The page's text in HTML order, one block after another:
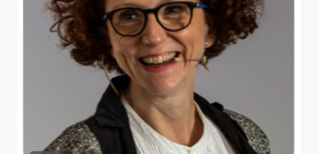
Scopri di più